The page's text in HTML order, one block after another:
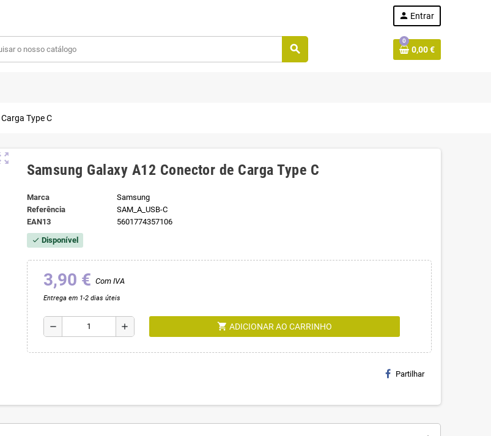
person Entrar
search
0
0,00 €
Type C
Samsung Galaxy A12 Conector de Carga Type C
Marca
Samsung
Referência
SAM_A_USB-C
EAN13
5601774357106
check Disponível
3,90 € Com IVA
Entrega em 1-2 dias úteis
remove add shopping_cart ADICIONAR AO CARRINHO
Partilhar